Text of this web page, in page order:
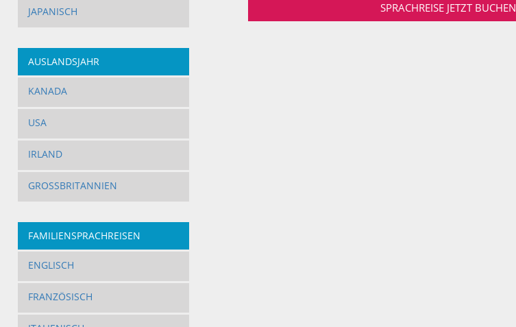
JAPANISCH
AUSLANDSJAHR
KANADA
USA
IRLAND
GROSSBRITANNIEN
FAMILIENSPRACHREISEN
ENGLISCH
FRANZÖSISCH
SPRACHREISE JETZT BUCHEN